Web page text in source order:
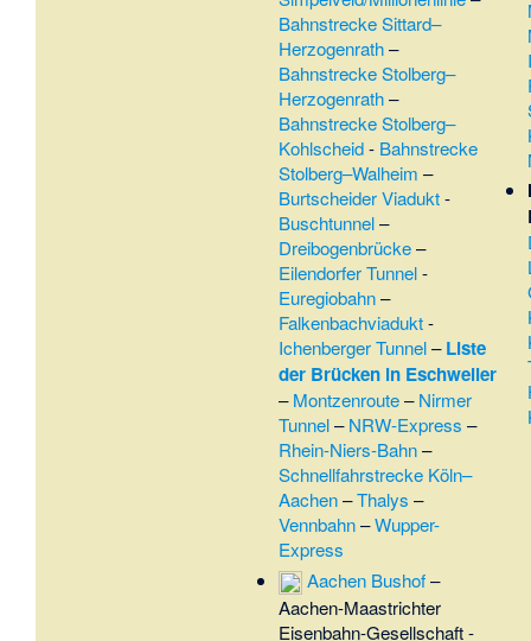
Bahnstrecke Sittard–
Herzogenrath–
Bahnstrecke Stolberg–
Herzogenrath–
Bahnstrecke Stolberg–
Kohlscheid- Bahnstrecke
Stolberg–Walheim –
Burtscheider Viadukt-
Buschtunnel–
Dreibogenbrücke–
Eilendorfer Tunnel-
Euregiobahn–
Falkenbachviadukt-
Ichenberger Tunnel–Liste
der Brücken in Eschweiler
–Montzenroute–Nirmer
Tunnel–NRW-Express –
Rhein-Niers-Bahn–
Schnellfahrstrecke Köln–
Aachen–Thalys –
Vennbahn–Wupper-
Express
Aachen Bushof–
Aachen-Maastrichter
Eisenbahn-Gesellschaft-